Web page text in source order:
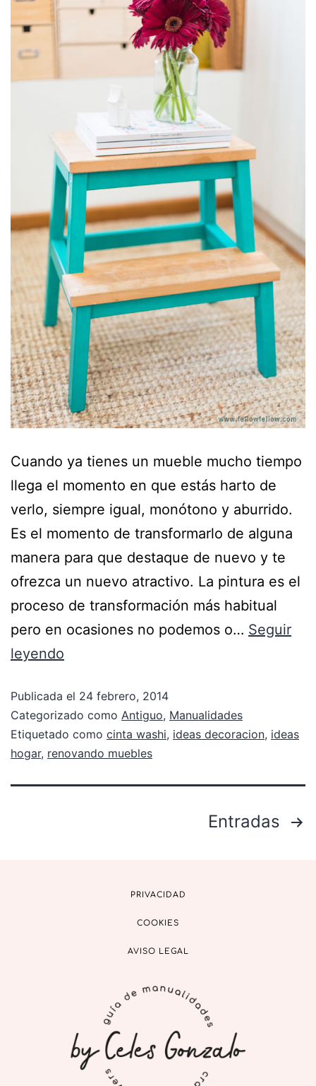
Cuando ya tienes un mueble mucho tiempo
llega el momento en que estás harto de
verlo, siempre igual, monótono y aburrido.
Es el momento de transformarlo de alguna
manera para que destaque de nuevo y te
ofrezca un nuevo atractivo. La pintura es el
proceso de transformación más habitual
pero en ocasiones no podemos o… Seguir
leyendo
Publicada el 24 febrero, 2014
Categorizado como Antiguo, Manualidades
Etiquetado como cinta washi, ideas decoracion, ideas
hogar, renovando muebles
Entradas
PRIVACIDAD
COOKIES
AVISO LEGAL